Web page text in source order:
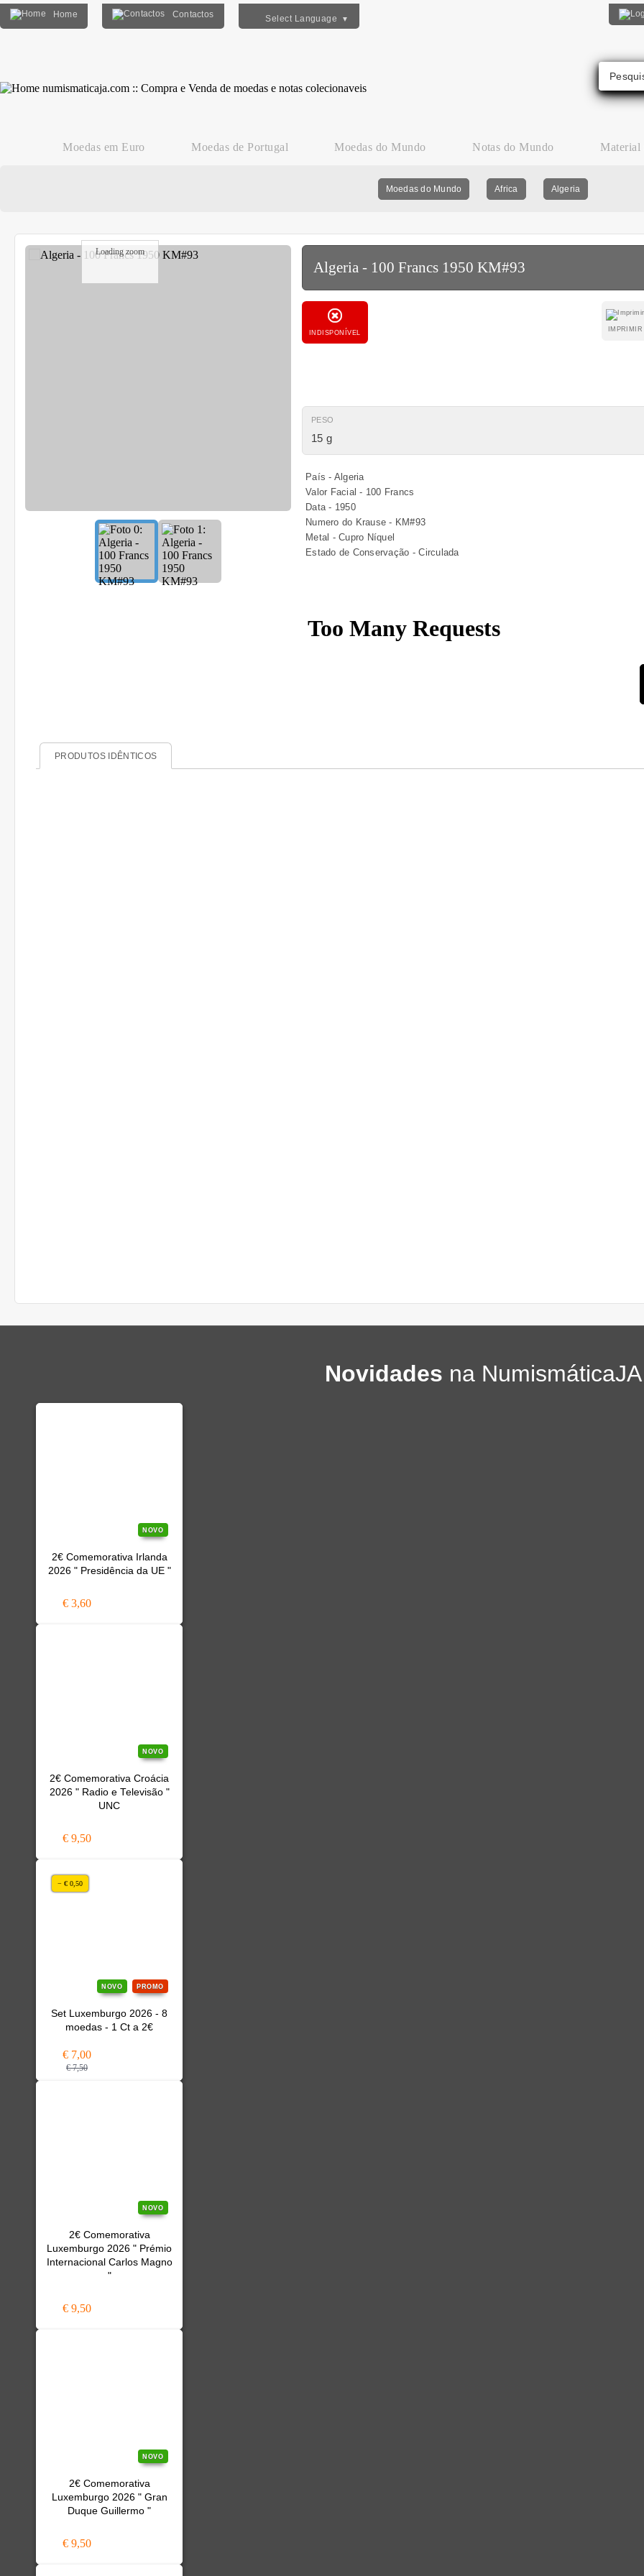
Home Contactos Select Language ▼
Moedas em Euro Moedas de Portugal Moedas do Mundo Notas do Mundo Material
Moedas do Mundo Africa Algeria
Loading zoom
Algeria - 100 Francs 1950 KM#93
INDISPONÍVEL IMPRIMIR
PESO
15 g
País - Algeria
Valor Facial - 100 Francs
Data - 1950
Numero do Krause - KM#93
Metal - Cupro Níquel
Estado de Conservação - Circulada
PRODUTOS IDÊNTICOS
Novidades na NumismáticaJA
NOVO
2€ Comemorativa Irlanda
2026 " Presidência da UE "
€ 3,60
NOVO
2€ Comemorativa Croácia
2026 " Radio e Televisão "
UNC
€ 9,50
NOVO PROMO
Set Luxemburgo 2026 - 8
moedas - 1 Ct a 2€
€ 7,00
€ 7,50
− € 0,50
NOVO
2€ Comemorativa
Luxemburgo 2026 " Prémio
Internacional Carlos Magno
"
€ 9,50
NOVO
2€ Comemorativa
Luxemburgo 2026 " Gran
Duque Guillermo "
€ 9,50